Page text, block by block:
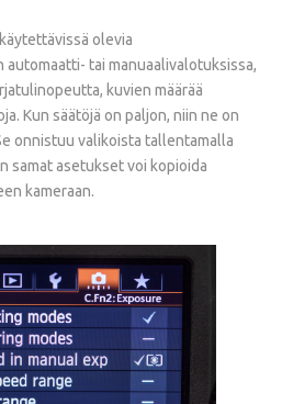
olevia
tai manuaalivalotuksissa,
kuvien määrää
Kun säätöjä on paljon, niin ne on
onnistuu valikoista tallentamalla
samat asetukset voi kopioida
kameraan.